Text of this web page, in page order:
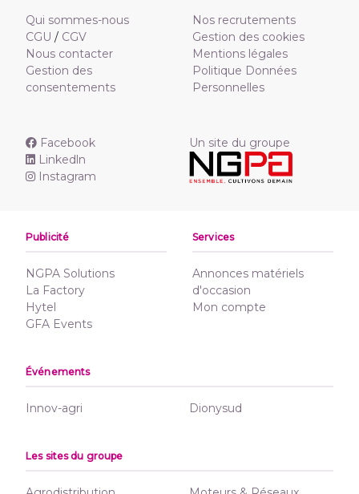
Qui sommes-nous
CGU / CGV
Nous contacter
Gestion des
consentements
Nos recrutements
Gestion des cookies
Mentions légales
Politique Données
Personnelles
Facebook
Linkedln
Instagram
Un site du groupe
Publicité
NGPA Solutions
La Factory
Hytel
GFA Events
Services
Annonces matériels
d'occasion
Mon compte
Événements
Innov-agri Dionysud
Les sites du groupe